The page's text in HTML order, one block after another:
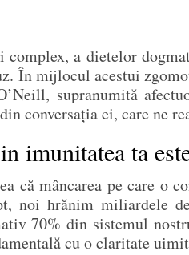
a dietelor
În mijlocul acestui
supranumită
conversația ei, care ne
imunitatea ta
că mâncarea pe care o
noi hrănim miliardele
70% din sistemul
cu o claritate